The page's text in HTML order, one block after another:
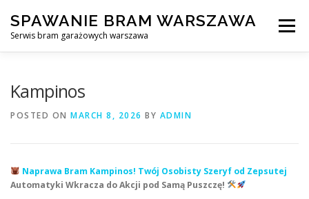
content
SPAWANIE BRAM WARSZAWA
Serwis bram garażowych warszawa
Menu
Kampinos
POSTED ON MARCH 8, 2026 BY ADMIN
Naprawa Bram Kampinos! Twój Osobisty Szeryf od Zepsutej
Automatyki Wkracza do Akcji pod Samą Puszczę!